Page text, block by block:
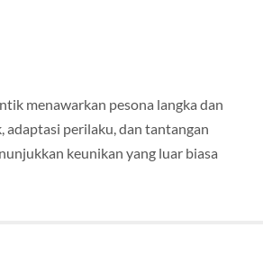
menawarkan pesona langka dan
adaptasi perilaku, dan tantangan
keunikan yang luar biasa